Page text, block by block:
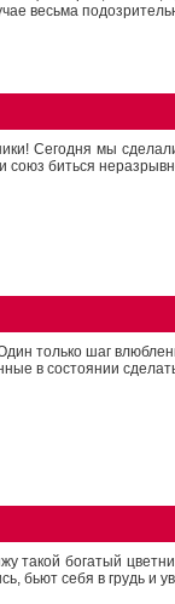
весьма
Сегодня мы
союз биться
только шаг
в состоянии
такой богатый
бьют себя в грудь и